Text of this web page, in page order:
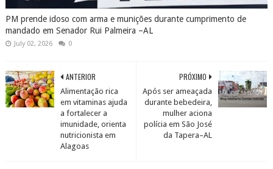
PM prende idoso com arma e munições durante cumprimento de
mandado em Senador Rui Palmeira –AL
July 02, 2026 0
PRÓXIMO
Após ser ameaçada
durante bebedeira,
mulher aciona
polícia em São José
da Tapera–AL
ANTERIOR
Alimentação rica
em vitaminas ajuda
a fortalecer a
imunidade, orienta
nutricionista em
Alagoas